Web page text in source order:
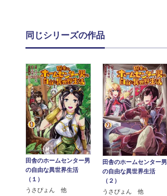
同じシリーズの作品
田舎のホームセンター男
の自由な異世界生活
（１）
うさぴょん 他
田舎のホームセンター男
の自由な異世界生活
（２）
うさぴょん 他